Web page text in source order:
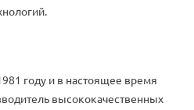
.
году и в настоящее время
высококачественных